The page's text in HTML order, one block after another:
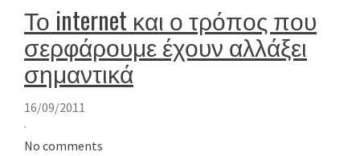
Το internet και ο τρόπος που
σερφάρουμε έχουν αλλάξει
σημαντικά
16/09/2011
·
No comments